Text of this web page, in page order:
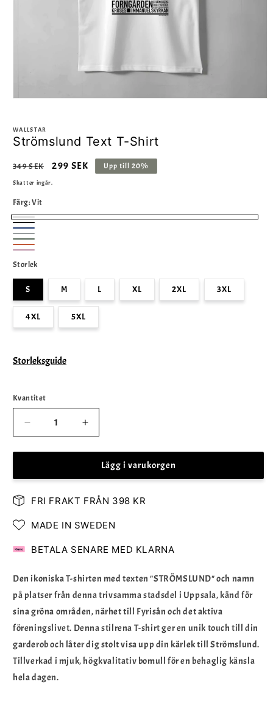
WALLSTAR
Strömslund Text T-Shirt
Ordinarie
pris
349 SEK Försäljningspris
299 SEK Upp till 20%
Skatter ingår.
Färg:Vit
Vit
Svart
Marin
Grå
Olivgrön
Orange
Rosa
Storlek
S M L XL 2XL 3XL
4XL 5XL
Storleksguide
Kvantitet
Minska
kvantitet
för
Text
Shirt
Öka
kvantitet
för
Strömslund
Text
Shirt
Lägg i varukorgen
FRI FRAKT FRÅN 398 KR
MADE IN SWEDEN
BETALA SENARE MED KLARNA
Den ikoniska T-shirten med texten "STRÖMSLUND" och namn
på platser från denna trivsamma stadsdel i Uppsala, känd för
sina gröna områden, närhet till Fyrisån och det aktiva
föreningslivet. Denna stilrena T-shirt ger en unik touch till din
garderob och låter dig stolt visa upp din kärlek till Strömslund.
Tillverkad i mjuk, högkvalitativ bomull för en behaglig känsla
hela dagen.